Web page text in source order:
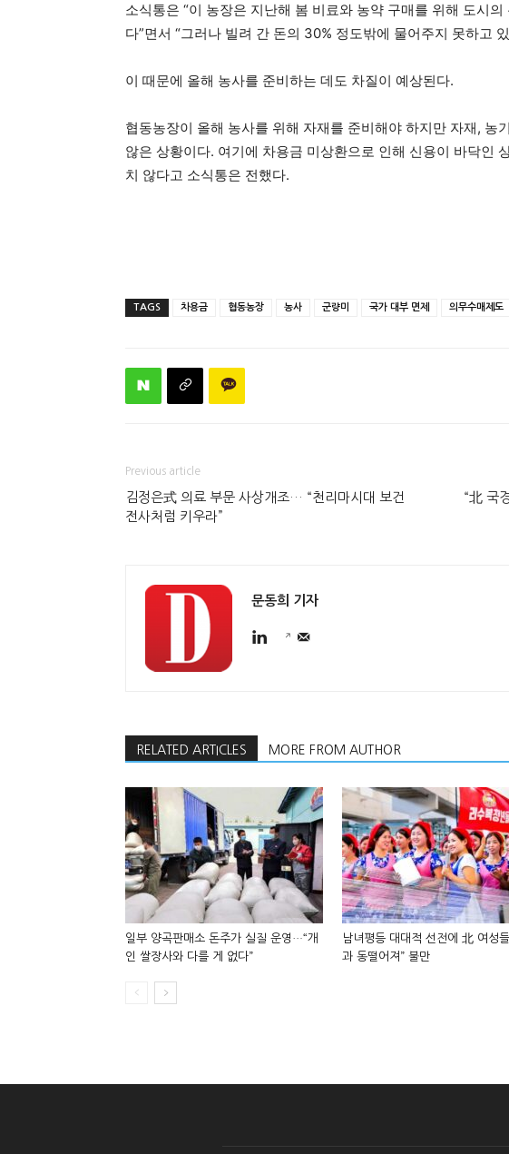
소식통은 “이 농장은 지난해 봄 비료와 농약 구매를 위해 도시
다”면서 “그러나 빌려 간 돈의 30% 정도밖에 물어주지 못하고
이 때문에 올해 농사를 준비하는 데도 차질이 예상된다.
협동농장이 올해 농사를 위해 자재를 준비해야 하지만 자재, 농
않은 상황이다. 여기에 차용금 미상환으로 인해 신용이 바닥인
치 않다고 소식통은 전했다.
TAGS 차용금 협동농장 농사 군량미 국가 대부 면제 의무수매제도
Previous article
김정은式 의료 부문 사상개조… “천리마시대 보건
전사처럼 키우라”
“北 국
문동희 기자
RELATED ARTICLES MORE FROM AUTHOR
일부 양곡판매소 돈주가 실질 운영…“개
인 쌀장사와 다를 게 없다”
남녀평등 대대적 선전에 北 여성
과 동떨어져” 불만